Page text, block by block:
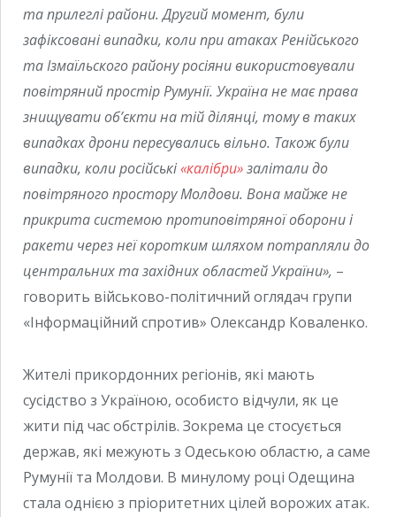
та прилеглі райони. Другий момент, були
зафіксовані випадки, коли при атаках Ренійського
та Ізмаїльского району росіяни використовували
повітряний простір Румунії. Україна не має права
знищувати об’єкти на тій ділянці, тому в таких
випадках дрони пересувались вільно. Також були
випадки, коли російські«калібри»залітали до
повітряного простору Молдови. Вона майже не
прикрита системою протиповітряної оборони і
ракети через неї коротким шляхом потрапляли до
центральних та західних областей України», –
говорить військово-політичний оглядач групи
«Інформаційний спротив» Олександр Коваленко.
Жителі прикордонних регіонів, які мають
сусідство з Україною, особисто відчули, як це
жити під час обстрілів. Зокрема це стосується
держав, які межують з Одеською областю, а саме
Румунії та Молдови. В минулому році Одещина
стала однією з пріоритетних цілей ворожих атак.